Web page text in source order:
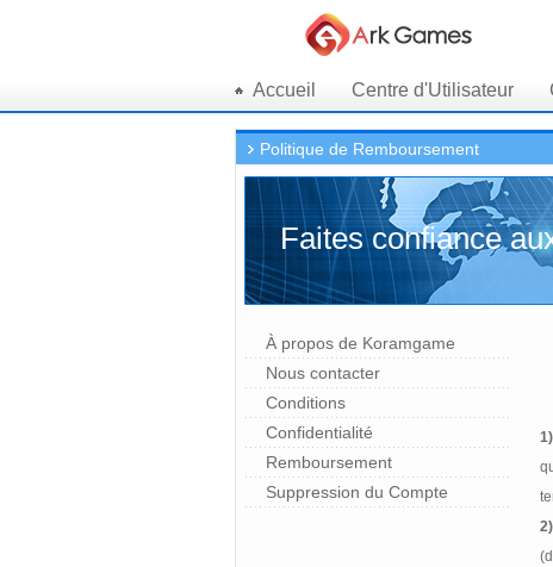
Accueil Centre d'Utilisateur
Politique de Remboursement
Faites confiance
À propos de Koramgame
Nous contacter
Conditions
Confidentialité
Remboursement
Suppression du Compte